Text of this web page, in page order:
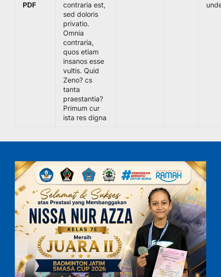
PDF
contraria est,
sed doloris
privatio.
Omnia
contraria,
quos etiam
insanos esse
vultis. Quid
Zeno? cs
tanta
praestantia?
Primum cur
ista res digna